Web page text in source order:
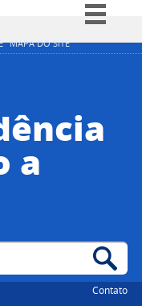
MAPA DO SITE
Simplifique!
à informação
Legislação
Canais
a
Contato